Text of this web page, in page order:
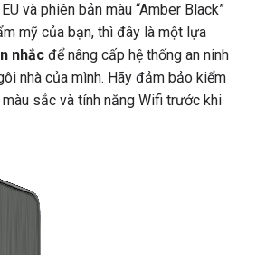
và phiên bản màu “Amber Black”
mỹ của bạn, thì đây là một lựa
nhắc để nâng cấp hệ thống an ninh
nhà của mình. Hãy đảm bảo kiểm
sắc và tính năng Wifi trước khi